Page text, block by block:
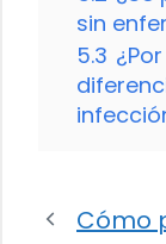
sin
5.3
Cómo